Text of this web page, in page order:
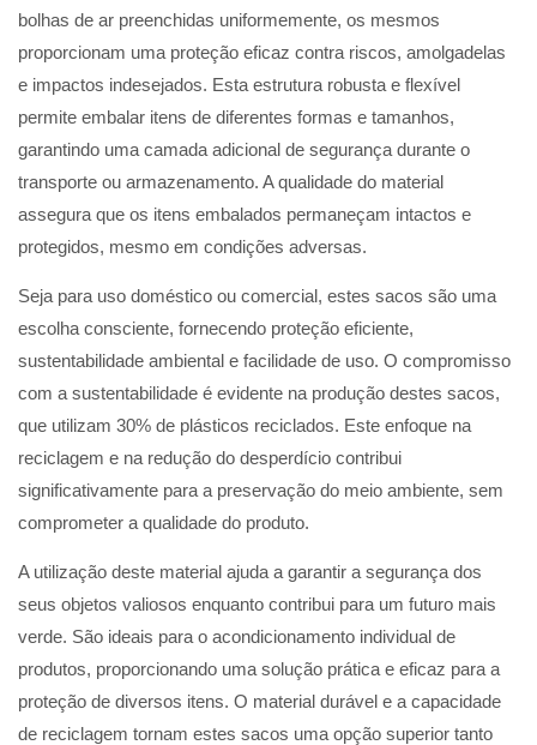
bolhas de ar preenchidas uniformemente, os mesmos
proporcionam uma proteção eficaz contra riscos, amolgadelas
e impactos indesejados. Esta estrutura robusta e flexível
permite embalar itens de diferentes formas e tamanhos,
garantindo uma camada adicional de segurança durante o
transporte ou armazenamento. A qualidade do material
assegura que os itens embalados permaneçam intactos e
protegidos, mesmo em condições adversas.
Seja para uso doméstico ou comercial, estes sacos são uma
escolha consciente, fornecendo proteção eficiente,
sustentabilidade ambiental e facilidade de uso. O compromisso
com a sustentabilidade é evidente na produção destes sacos,
que utilizam 30% de plásticos reciclados. Este enfoque na
reciclagem e na redução do desperdício contribui
significativamente para a preservação do meio ambiente, sem
comprometer a qualidade do produto.
A utilização deste material ajuda a garantir a segurança dos
seus objetos valiosos enquanto contribui para um futuro mais
verde. São ideais para o acondicionamento individual de
produtos, proporcionando uma solução prática e eficaz para a
proteção de diversos itens. O material durável e a capacidade
de reciclagem tornam estes sacos uma opção superior tanto